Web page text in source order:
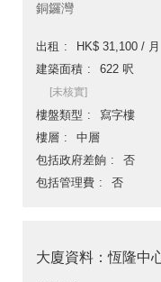
銅鑼灣
出租
HK$ 31,100 / 月
建築面積
622 呎
[未核實]
樓盤類型
寫字樓
樓層
中層
包括政府差餉
否
包括管理費
否
大廈資料：恆隆中